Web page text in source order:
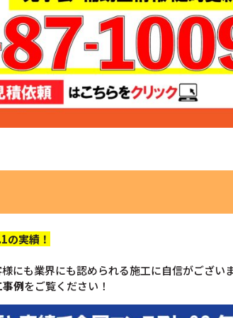
の実績！
にも業界にも認められる施工に自信がござい
例をご覧ください！